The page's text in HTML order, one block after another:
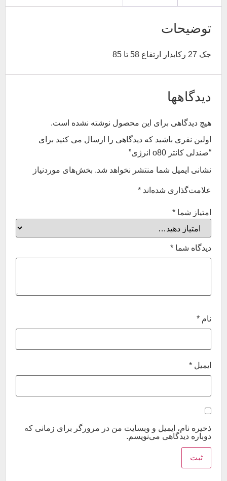
توضیحات
جک 27 رکابدار ارتفاع 58 تا 85
دیدگاهها
هیچ دیدگاهی برای این محصول نوشته نشده است.
اولین نفری باشید که دیدگاهی را ارسال می کنید برای
“صندلی کانتر o80 انرژی”
نشانی ایمیل شما منتشر نخواهد شد. بخش‌های موردنیاز
علامت‌گذاری شده‌اند*
امتیاز شما*
دیدگاه شما*
نام*
ایمیل *
ذخیره نام، ایمیل و وبسایت من در مرورگر برای زمانی که
دوباره دیدگاهی می‌نویسم.